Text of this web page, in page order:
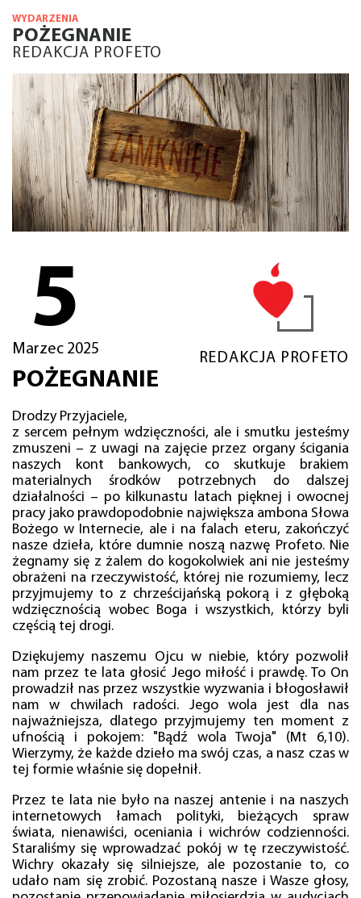
WYDARZENIA
POŻEGNANIE
REDAKCJA PROFETO
5
Marzec 2025
REDAKCJA PROFETO
POŻEGNANIE
Drodzy Przyjaciele,
z sercem pełnym wdzięczności, ale i smutku jesteśmy
zmuszeni – z uwagi na zajęcie przez organy ścigania
naszych kont bankowych, co skutkuje brakiem
materialnych środków potrzebnych do dalszej
działalności – po kilkunastu latach pięknej i owocnej
pracy jako prawdopodobnie największa ambona Słowa
Bożego w Internecie, ale i na falach eteru, zakończyć
nasze dzieła, które dumnie noszą nazwę Profeto. Nie
żegnamy się z żalem do kogokolwiek ani nie jesteśmy
obrażeni na rzeczywistość, której nie rozumiemy, lecz
przyjmujemy to z chrześcijańską pokorą i z głęboką
wdzięcznością wobec Boga i wszystkich, którzy byli
częścią tej drogi.
Dziękujemy naszemu Ojcu w niebie, który pozwolił
nam przez te lata głosić Jego miłość i prawdę. To On
prowadził nas przez wszystkie wyzwania i błogosławił
nam w chwilach radości. Jego wola jest dla nas
najważniejsza, dlatego przyjmujemy ten moment z
ufnością i pokojem: "Bądź wola Twoja" (Mt 6,10).
Wierzymy, że każde dzieło ma swój czas, a nasz czas w
tej formie właśnie się dopełnił.
Przez te lata nie było na naszej antenie i na naszych
internetowych łamach polityki, bieżących spraw
świata, nienawiści, oceniania i wichrów codzienności.
Staraliśmy się wprowadzać pokój w tę rzeczywistość.
Wichry okazały się silniejsze, ale pozostanie to, co
udało nam się zrobić. Pozostaną nasze i Wasze głosy,